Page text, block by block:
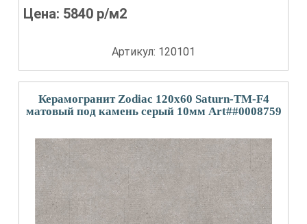
Цена: 5840 р/м2
Артикул: 120101
Керамогранит Zodiac 120x60 Saturn-TM-F4
матовый под камень серый 10мм Art##0008759